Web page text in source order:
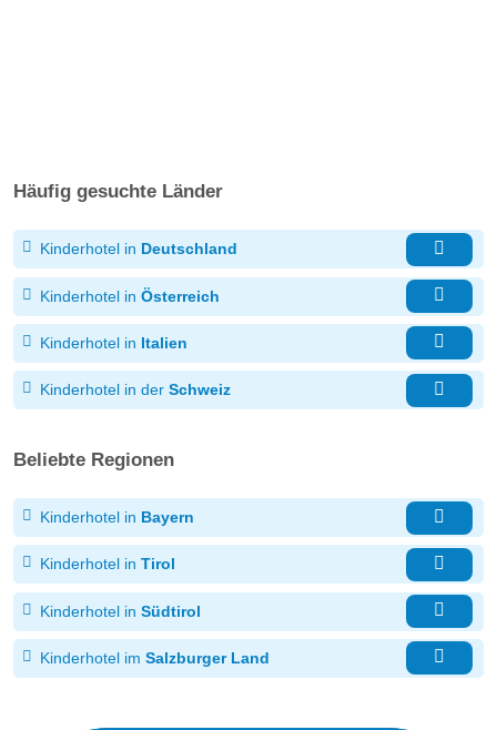
Häufig gesuchte Länder
Kinderhotel in Deutschland
Kinderhotel in Österreich
Kinderhotel in Italien
Kinderhotel in der Schweiz
Beliebte Regionen
Kinderhotel in Bayern
Kinderhotel in Tirol
Kinderhotel in Südtirol
Kinderhotel im Salzburger Land